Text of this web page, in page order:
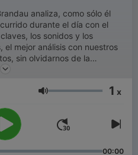
analiza, como sólo él
durante el día con el
los sonidos y los
mejor análisis con nuestros
sin olvidarnos de la
fundamental del programa.
Volumen 1 x
00:00